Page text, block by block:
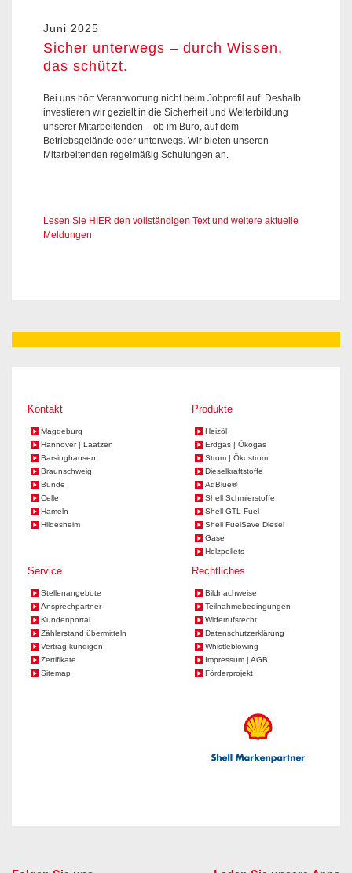
Juni 2025
Sicher unterwegs – durch Wissen,
das schützt.
Bei uns hört Verantwortung nicht beim Jobprofil auf. Deshalb
investieren wir gezielt in die Sicherheit und Weiterbildung
unserer Mitarbeitenden – ob im Büro, auf dem
Betriebsgelände oder unterwegs. Wir bieten unseren
Mitarbeitenden regelmäßig Schulungen an.
Lesen Sie HIER den vollständigen Text und weitere aktuelle
Meldungen
Kontakt
Magdeburg
Hannover | Laatzen
Barsinghausen
Braunschweig
Bünde
Celle
Hameln
Hildesheim
Produkte
Heizöl
Erdgas | Ökogas
Strom | Ökostrom
Dieselkraftstoffe
AdBlue®
Shell Schmierstoffe
Shell GTL Fuel
Shell FuelSave Diesel
Gase
Holzpellets
Service
Stellenangebote
Ansprechpartner
Kundenportal
Zählerstand übermitteln
Vertrag kündigen
Zertifikate
Sitemap
Rechtliches
Bildnachweise
Teilnahmebedingungen
Widerrufsrecht
Datenschutzerklärung
Whistleblowing
Impressum | AGB
Förderprojekt